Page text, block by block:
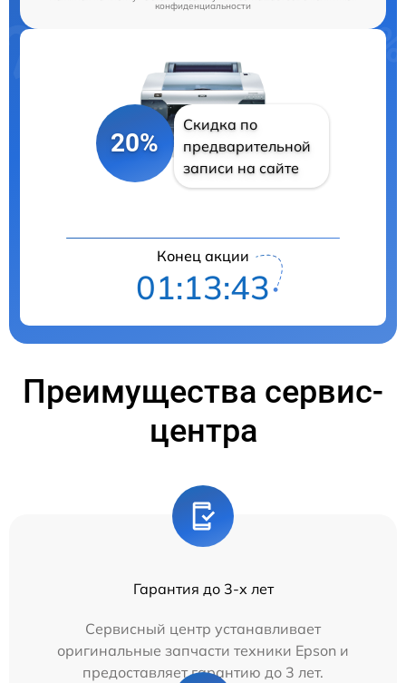
конфиденциальности
20%
Скидка по
предварительной
записи на сайте
Конец акции
01:13:42
Преимущества сервис-
центра
Гарантия до 3-х лет
Сервисный центр устанавливает
оригинальные запчасти техники Epson и
предоставляет гарантию до 3 лет.